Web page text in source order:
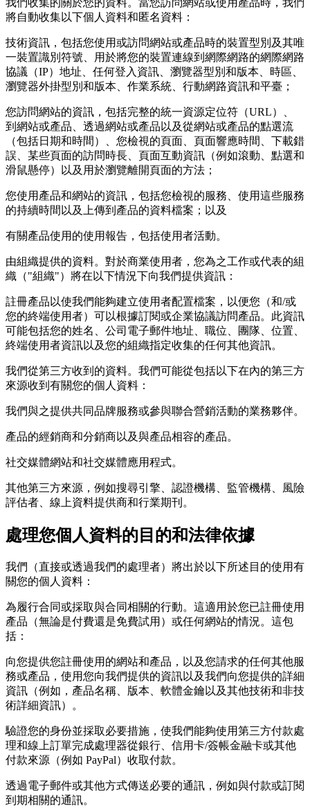
我們收集的關於您的資料。當您訪問網站或使用產品時，我們
將自動收集以下個人資料和匿名資料：
技術資訊，包括您使用或訪問網站或產品時的裝置型別及其唯
一裝置識別符號、用於將您的裝置連線到網際網路的網際網路
協議（IP）地址、任何登入資訊、瀏覽器型別和版本、時區、
瀏覽器外掛型別和版本、作業系統、行動網路資訊和平臺；
您訪問網站的資訊，包括完整的統一資源定位符（URL）、
到網站或產品、透過網站或產品以及從網站或產品的點選流
（包括日期和時間）、您檢視的頁面、頁面響應時間、下載錯
誤、某些頁面的訪問時長、頁面互動資訊（例如滾動、點選和
滑鼠懸停）以及用於瀏覽離開頁面的方法；
您使用產品和網站的資訊，包括您檢視的服務、使用這些服務
的持續時間以及上傳到產品的資料檔案；以及
有關產品使用的使用報告，包括使用者活動。
由組織提供的資料。對於商業使用者，您為之工作或代表的組
織（"組織"）將在以下情況下向我們提供資訊：
註冊產品以使我們能夠建立使用者配置檔案，以便您（和/或
您的終端使用者）可以根據訂閱或企業協議訪問產品。此資訊
可能包括您的姓名、公司電子郵件地址、職位、團隊、位置、
終端使用者資訊以及您的組織指定收集的任何其他資訊。
我們從第三方收到的資料。我們可能從包括以下在內的第三方
來源收到有關您的個人資料：
我們與之提供共同品牌服務或參與聯合營銷活動的業務夥伴。
產品的經銷商和分銷商以及與產品相容的產品。
社交媒體網站和社交媒體應用程式。
其他第三方來源，例如搜尋引擎、認證機構、監管機構、風險
評估者、線上資料提供商和行業期刊。
處理您個人資料的目的和法律依據
我們（直接或透過我們的處理者）將出於以下所述目的使用有
關您的個人資料：
為履行合同或採取與合同相關的行動。這適用於您已註冊使用
產品（無論是付費還是免費試用）或任何網站的情況。這包
括：
向您提供您註冊使用的網站和產品，以及您請求的任何其他服
務或產品，使用您向我們提供的資訊以及我們向您提供的詳細
資訊（例如，產品名稱、版本、軟體金鑰以及其他技術和非技
術詳細資訊）。
驗證您的身份並採取必要措施，使我們能夠使用第三方付款處
理和線上訂單完成處理器從銀行、信用卡/簽帳金融卡或其他
付款來源（例如 PayPal）收取付款。
透過電子郵件或其他方式傳送必要的通訊，例如與付款或訂閱
到期相關的通訊。